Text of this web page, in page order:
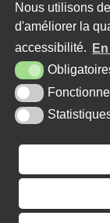
Nous utilisons
d'améliorer la
accessibilité.
Ondes
environnement […]
Mairie du Breuil en
1 Rue de l'Église -
PLAN DU SITE